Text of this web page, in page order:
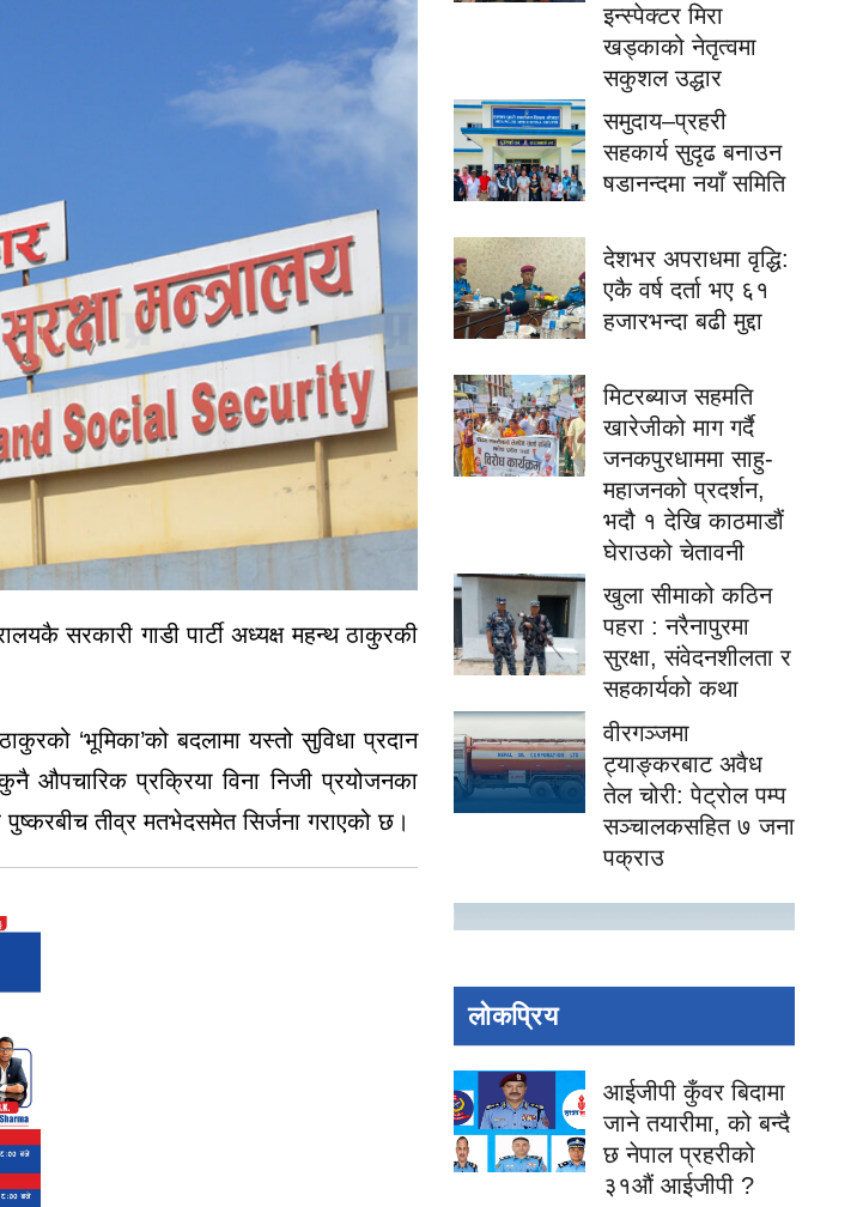
सरकारी गाडी पार्टी अध्यक्ष महन्थ ठाकुरकी
‘भूमिका’को बदलामा यस्तो सुविधा प्रदान
औपचारिक प्रक्रिया विना निजी प्रयोजनका
तीव्र मतभेदसमेत सिर्जना गराएको छ।
इन्स्पेक्टर मिरा
खड्काको नेतृत्वमा
सकुशल उद्धार
समुदाय–प्रहरी
सहकार्य सुदृढ बनाउन
षडानन्दमा नयाँ समिति
देशभर अपराधमा वृद्धि:
एकै वर्ष दर्ता भए ६१
हजारभन्दा बढी मुद्दा
मिटरब्याज सहमति
खारेजीको माग गर्दै
जनकपुरधाममा साहु-
महाजनको प्रदर्शन,
भदौ १ देखि काठमाडौं
घेराउको चेतावनी
खुला सीमाको कठिन
पहरा : नरैनापुरमा
सुरक्षा, संवेदनशीलता र
सहकार्यको कथा
वीरगञ्जमा
ट्याङ्करबाट अवैध
तेल चोरी: पेट्रोल पम्प
सञ्चालकसहित ७ जना
पक्राउ
लोकप्रिय
आईजीपी कुँवर बिदामा
जाने तयारीमा, को बन्दै
छ नेपाल प्रहरीको
३१औं आईजीपी ?